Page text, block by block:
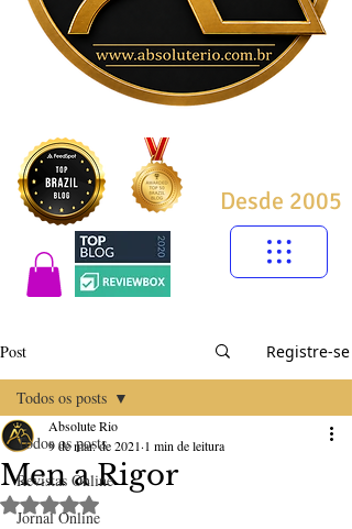
Desde 2005
Post Registre-se
Todos os posts
Revistas Online
Jornal Online
Todos os posts
Men a Rigor
Absolute Rio
9 de mar. de 2021 1 min de leitura
Avaliado com NaN de 5 estrelas.